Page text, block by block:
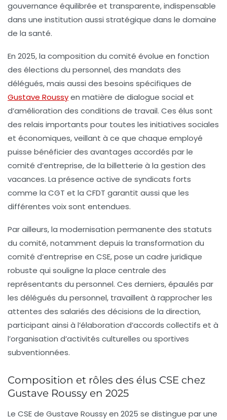
gouvernance équilibrée et transparente, indispensable
dans une institution aussi stratégique dans le domaine
de la santé.
En 2025, la composition du comité évolue en fonction
des élections du personnel, des mandats des
délégués, mais aussi des besoins spécifiques de
Gustave Roussyen matière de dialogue social et
d’amélioration des conditions de travail. Ces élus sont
des relais importants pour toutes les initiatives sociales
et économiques, veillant à ce que chaque employé
puisse bénéficier des avantages accordés par le
comité d’entreprise, de la billetterie à la gestion des
vacances. La présence active de syndicats forts
comme la CGT et la CFDT garantit aussi que les
différentes voix sont entendues.
Par ailleurs, la modernisation permanente des statuts
du comité, notamment depuis la transformation du
comité d’entreprise en CSE, pose un cadre juridique
robuste qui souligne la place centrale des
représentants du personnel. Ces derniers, épaulés par
les délégués du personnel, travaillent à rapprocher les
attentes des salariés des décisions de la direction,
participant ainsi à l’élaboration d’accords collectifs et à
l’organisation d’activités culturelles ou sportives
subventionnées.
Composition et rôles des élus CSE chez
Gustave Roussy en 2025
Le CSE de Gustave Roussy en 2025 se distingue par une